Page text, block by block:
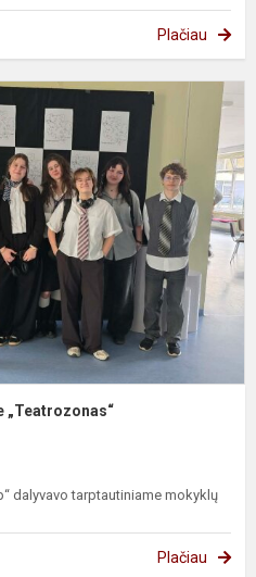
Plačiau
„Teatrozonas“
dalyvavo tarptautiniame mokyklų
Plačiau